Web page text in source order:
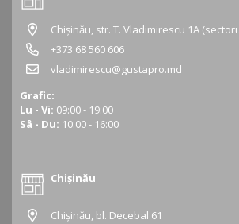
Chișinău, str. T. Vladimirescu 1A
+373 68 560 606
vladimirescu@gustapro.md
Grafic:
Lu - Vi: 09:00 - 19:00
Sâ - Du: 10:00 - 16:00
Chișinău
Chișinău, bl. Decebal 61